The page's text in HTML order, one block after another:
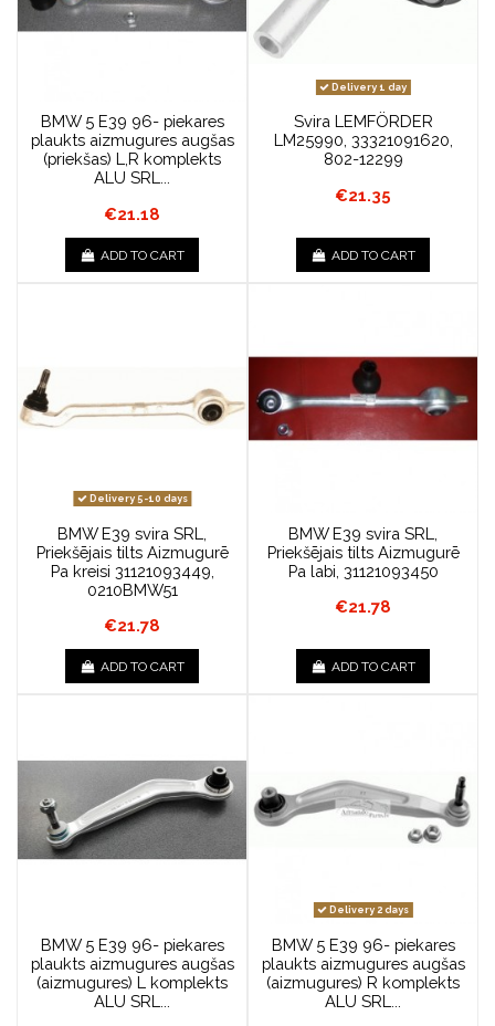
BMW 5 E39 96- piekares
plaukts aizmugures augšas
(priekšas) L,R komplekts
ALU SRL...
€21.18
ADD TO CART
Delivery 1 day
Svira LEMFÖRDER
LM25990, 33321091620,
802-12299
€21.35
ADD TO CART
Delivery 5-10 days
BMW E39 svira SRL,
Priekšējais tilts Aizmugurē
Pa kreisi 31121093449,
0210BMW51
€21.78
ADD TO CART
BMW E39 svira SRL,
Priekšējais tilts Aizmugurē
Pa labi, 31121093450
€21.78
ADD TO CART
BMW 5 E39 96- piekares
plaukts aizmugures augšas
(aizmugures) L komplekts
ALU SRL...
Delivery 2 days
BMW 5 E39 96- piekares
plaukts aizmugures augšas
(aizmugures) R komplekts
ALU SRL...